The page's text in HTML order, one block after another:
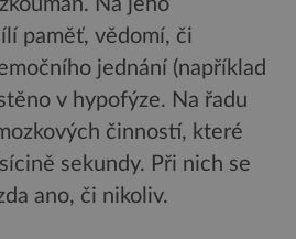
Na jeho
paměť, vědomí, či
jednání (například
v hypofýze. Na řadu
činností, které
sekundy. Při nich se
ano, či nikoliv.